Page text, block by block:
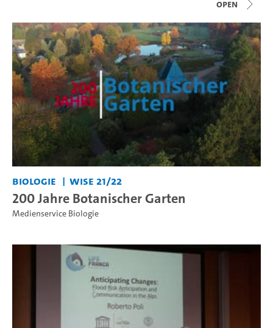
open
Biologie WiSe 21/22
200 Jahre Botanischer Garten
Medienservice Biologie